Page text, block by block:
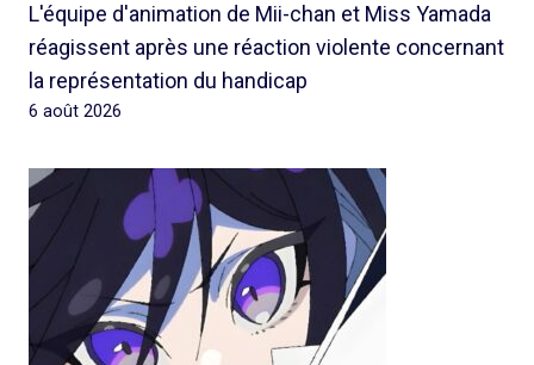
L'équipe d'animation de Mii-chan et Miss Yamada
réagissent après une réaction violente concernant
la représentation du handicap
6 août 2026